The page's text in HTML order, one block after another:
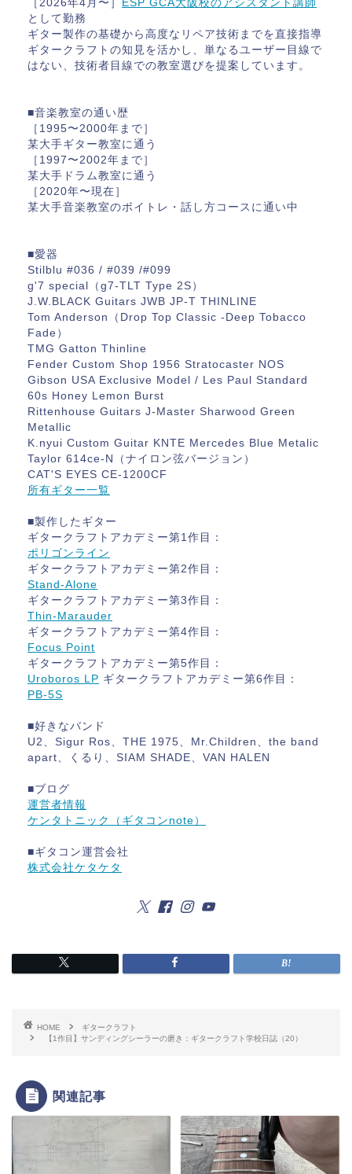
［2026年4月〜］ ESP GCA大阪校のアシスタント講師
として勤務
ギター製作の基礎から高度なリペア技術までを直接指導
ギタークラフトの知見を活かし、単なるユーザー目線で
はない、技術者目線での教室選びを提案しています。
■音楽教室の通い歴
［1995〜2000年まで］
某大手ギター教室に通う
［1997〜2002年まで］
某大手ドラム教室に通う
［2020年〜現在］
某大手音楽教室のボイトレ・話し方コースに通い中
■愛器
Stilblu #036 / #039 /#099
g'7 special（g7-TLT Type 2S）
J.W.BLACK Guitars JWB JP-T THINLINE
Tom Anderson（Drop Top Classic -Deep Tobacco
Fade）
TMG Gatton Thinline
Fender Custom Shop 1956 Stratocaster NOS
Gibson USA Exclusive Model / Les Paul Standard
60s Honey Lemon Burst
Rittenhouse Guitars J-Master Sharwood Green
Metallic
K.nyui Custom Guitar KNTE Mercedes Blue Metalic
Taylor 614ce-N（ナイロン弦バージョン）
CAT'S EYES CE-1200CF
所有ギター一覧
■製作したギター
ギタークラフトアカデミー第1作目：
ポリゴンライン
ギタークラフトアカデミー第2作目：
Stand-Alone
ギタークラフトアカデミー第3作目：
Thin-Marauder
ギタークラフトアカデミー第4作目：
Focus Point
ギタークラフトアカデミー第5作目：
Uroboros LP ギタークラフトアカデミー第6作目：
PB-5S
■好きなバンド
U2、Sigur Ros、THE 1975、Mr.Children、the band
apart、くるり、SIAM SHADE、VAN HALEN
■ブログ
運営者情報
ケンタトニック（ギタコンnote）
■ギタコン運営会社
株式会社ケタケタ
HOME
ギタークラフト
【1作目】サンディングシーラーの磨き：ギタークラフト学校日誌（20）
関連記事